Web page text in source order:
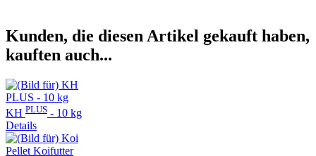
Kunden, die diesen Artikel gekauft haben,
kauften auch...
KH PLUS - 10 kg
Details